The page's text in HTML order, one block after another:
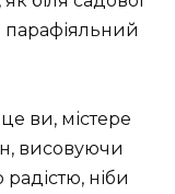
парафіяльний
ви, містере
висовуючи
ніби